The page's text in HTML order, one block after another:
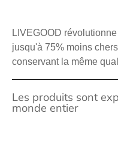
LIVEGOOD
jusqu'à 75% moins
conservant la même
Les produits sont
monde entier